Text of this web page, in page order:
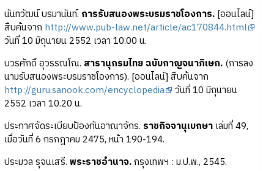
นันทวัฒน์ บรมานันท์.การรับสนองพระบรมราชโองการ.[ออนไลน์]
สืบค้นจาก http://www.pub-law.net/article/ac170844.html
วันที่ 10 มิถุนายน 2552 เวลา 10.00 น.
บวรศักดิ์ อุวรรณโณ. สารานุกรมไทย ฉบับกาญจนาภิเษก.(การลง
นามรับสนองพระบรมราชโองการ). [ออนไลน์] สืบค้นจาก
http://guru.sanook.com/encyclopedia
วันที่ 10 มิถุนายน
2552 เวลา 10.20 น.
ประกาศจัดระเบียบป้องกันอาณาจักร. ราชกิจจานุเบกษาเล่มที่ 49,
เมื่อวันที่ 6 กรกฎาคม 2475, หน้า 190-194.
ประมวล รุจนเสรี. พระราชอำนาจ.กรุงเทพฯ : ม.ป.พ., 2545.